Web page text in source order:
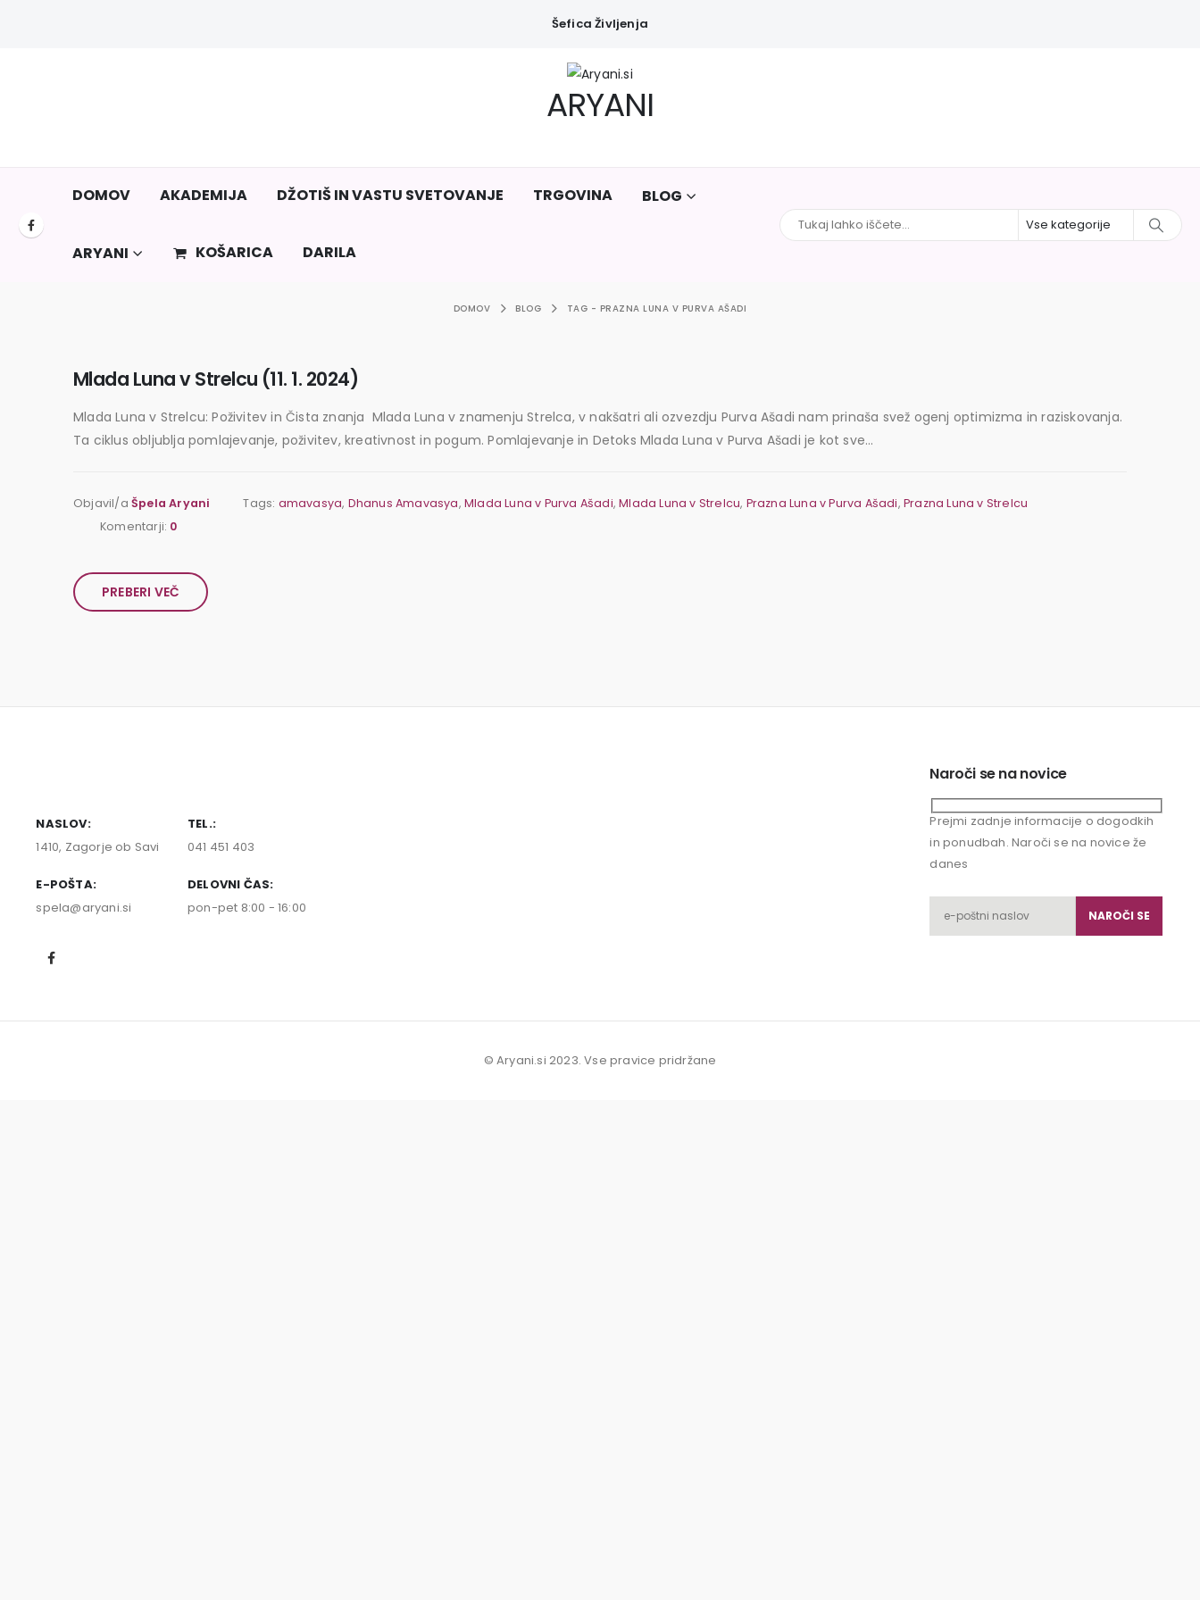
Šefica Življenja
ARYANI
DOMOV AKADEMIJA DŽOTIŠ IN VASTU SVETOVANJE TRGOVINA BLOG
ARYANI KOŠARICA DARILA
DOMOV BLOG TAG - PRAZNA LUNA V PURVA AŠADI
Mlada Luna v Strelcu (11. 1. 2024)
Mlada Luna v Strelcu: Poživitev in Čista znanja Mlada Luna v znamenju Strelca, v nakšatri ali ozvezdju Purva Ašadi nam prinaša svež ogenj optimizma in raziskovanja.
Ta ciklus obljublja pomlajevanje, poživitev, kreativnost in pogum. Pomlajevanje in Detoks Mlada Luna v Purva Ašadi je kot sve...
Objavil/a Špela Aryani Tags: amavasya, Dhanus Amavasya,Mlada Luna v Purva Ašadi,Mlada Luna v Strelcu, Prazna Luna v Purva Ašadi,Prazna Luna v Strelcu
Komentarji: 0
PREBERI VEČ
NASLOV:
1410, Zagorje ob Savi
TEL.:
041 451 403
E-POŠTA:
spela@aryani.si
DELOVNI ČAS:
pon-pet 8:00 - 16:00
Naroči se na novice
Prejmi zadnje informacije o dogodkih
in ponudbah. Naroči se na novice že
danes
© Aryani.si 2023. Vse pravice pridržane